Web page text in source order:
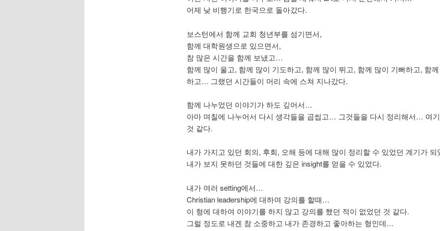
어제 낮 비행기로 한국으로 돌아갔다.
보스턴에서 함께 교회 청년부를 섬기면서,
함께 대학원생으로 있으면서,
참 많은 시간을 함께 보냈고…
함께 많이 울고, 함께 많이 기도하고, 함께 많이 뛰고, 함께 많이 기뻐하고, 함
하고… 그랬던 시간들이 머리 속에 스쳐 지나갔다.
함께 나누었던 이야기가 하도 깊어서…
아마 며칠에 나누어서 다시 생각들을 곱씹고… 그것들을 다시 정리해서… 여
것 같다.
내가 가지고 있던 회의, 후회, 오해 등에 대해 많이 정리할 수 있었던 계기가 되
내가 보지 못하던 것들에 대한 깊은 insight를 얻을 수 있었다.
내가 여러 setting에서…
Christian leadership에 대하여 강의를 할때…
이 형에 대하여 이야기를 하지 않고 강의를 했던 적이 없었던 것 같다.
그럴 정도로 내겐 참 소중하고 내가 존경하고 좋아하는 형인데…